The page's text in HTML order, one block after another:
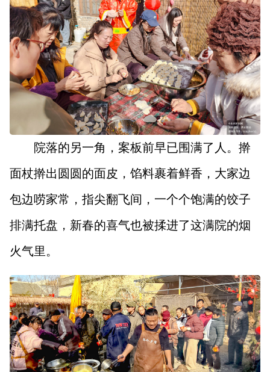
院落的另一角，案板前早已围满了人。擀
面杖擀出圆圆的面皮，馅料裹着鲜香，大家边
包边唠家常，指尖翻飞间，一个个饱满的饺子
排满托盘，新春的喜气也被揉进了这满院的烟
火气里。